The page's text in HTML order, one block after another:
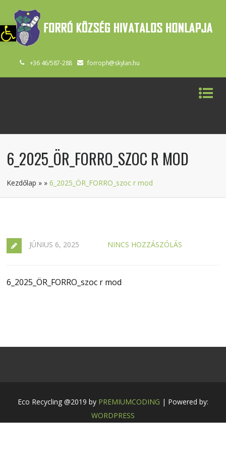
Eszköztár megnyitása
+36 46/587-288 forroph@skylan.hu
6_2025_ÖR_FORRO_SZOC R MOD
Kezdőlap » »6_2025_ÖR_FORRO_szoc r mod
JÚNIUS 6, 2025 NINCS HOZZÁSZÓLÁS
6_2025_ÖR_FORRO_szoc r mod
Eco Recycling @2019 by PREMIUMCODING | Powered by:
WORDPRESS